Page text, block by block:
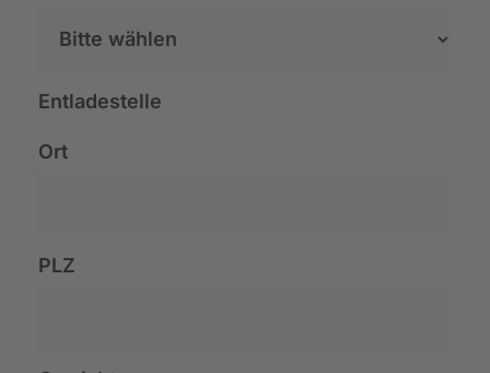
Entladestelle
Ort
PLZ